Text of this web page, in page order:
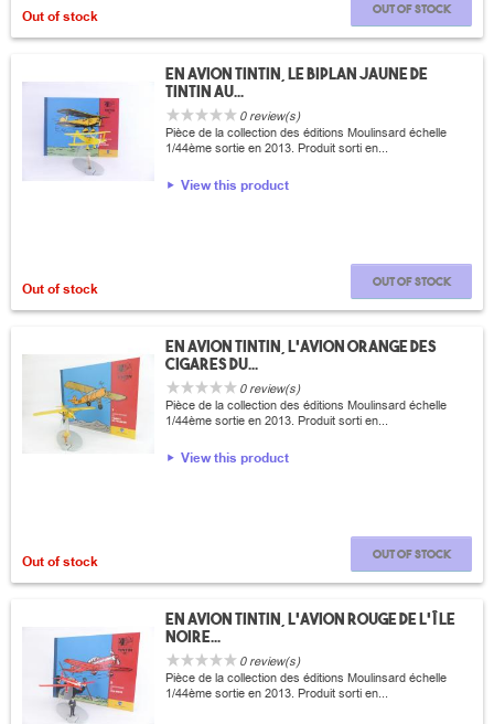
Out of stock Out of stock
En avion Tintin, Le biplan jaune de
Tintin au...
0 review(s)
Pièce de la collection des éditions Moulinsard échelle
1/44ème sortie en 2013. Produit sorti en...
View this product
Out of stock Out of stock
En avion Tintin, L'avion orange des
cigares du...
0 review(s)
Pièce de la collection des éditions Moulinsard échelle
1/44ème sortie en 2013. Produit sorti en...
View this product
Out of stock Out of stock
En avion Tintin, L'avion rouge de L'île
noire...
0 review(s)
Pièce de la collection des éditions Moulinsard échelle
1/44ème sortie en 2013. Produit sorti en...